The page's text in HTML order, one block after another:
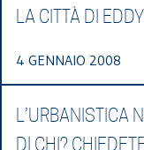
LA CITTÀ DI
4 GENNAIO 2008
L’URBANISTICA
DI CHI?